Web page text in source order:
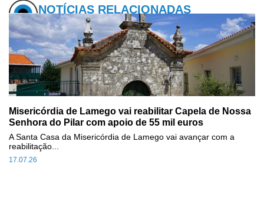
NOTÍCIAS RELACIONADAS
Misericórdia de Lamego vai reabilitar Capela de Nossa
Senhora do Pilar com apoio de 55 mil euros
17.07.26
A Santa Casa da Misericórdia de Lamego vai avançar com a
reabilitação...